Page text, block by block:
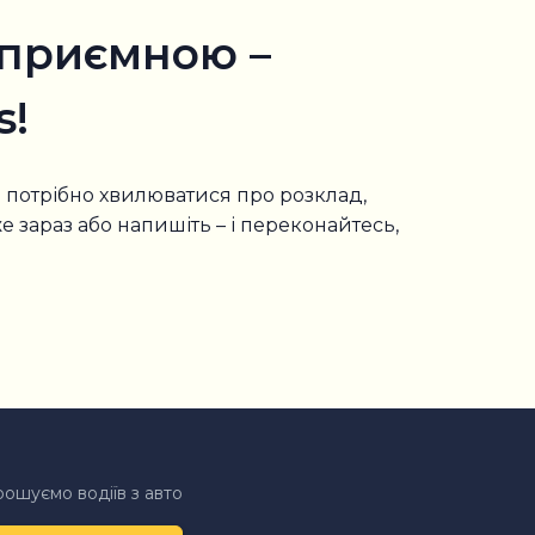
приємною –
хвилюватися про розклад,
або напишіть – і переконайтесь,
водіїв з авто